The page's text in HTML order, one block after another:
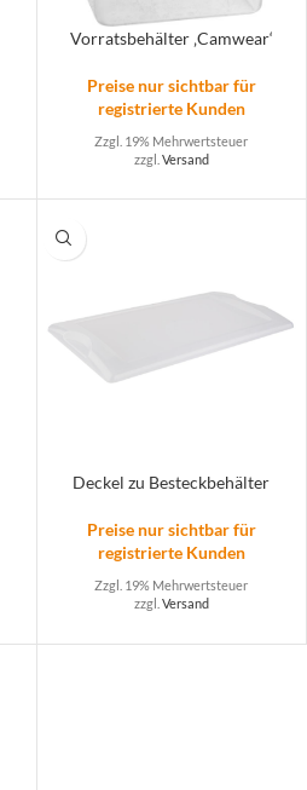
Vorratsbehälter ‚Camwear‘
Preise nur sichtbar für
registrierte Kunden
Zzgl. 19% Mehrwertsteuer
zzgl. Versand
Deckel zu Besteckbehälter
Preise nur sichtbar für
registrierte Kunden
Zzgl. 19% Mehrwertsteuer
zzgl. Versand